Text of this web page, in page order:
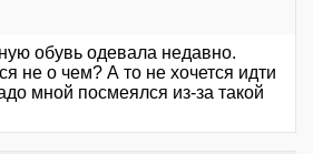
обувь одевала недавно.
не о чем? А то не хочется идти
мной посмеялся из-за такой